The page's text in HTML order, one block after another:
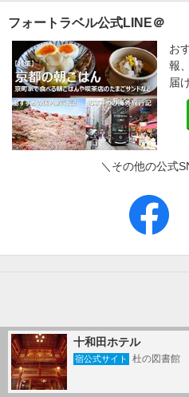
フォートラベル公式LINE＠
お
報
届
＼その他の公式
十和田ホテル
宿公式サイト 杜の図書館